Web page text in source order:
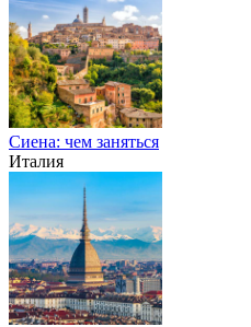
Сиена: чем заняться
Италия